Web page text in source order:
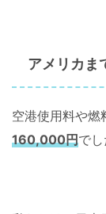
アメリカま
空港使用料や燃
160,000円で